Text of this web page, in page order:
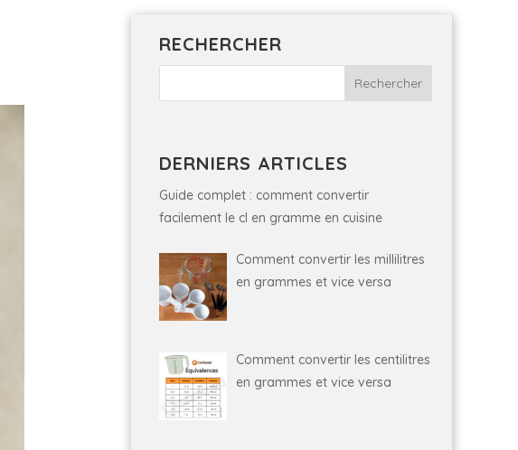
RECHERCHER
DERNIERS ARTICLES
Guide complet : comment convertir
facilement le cl en gramme en cuisine
Comment convertir les millilitres
en grammes et vice versa
Comment convertir les centilitres
en grammes et vice versa